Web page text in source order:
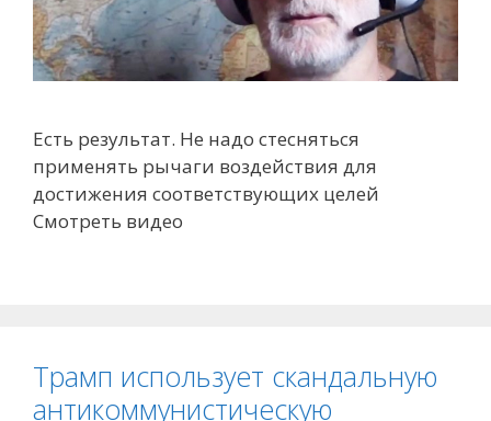
Есть результат. Не надо стесняться
применять рычаги воздействия для
достижения соответствующих целей
Смотреть видео
Трамп использует скандальную
антикоммунистическую